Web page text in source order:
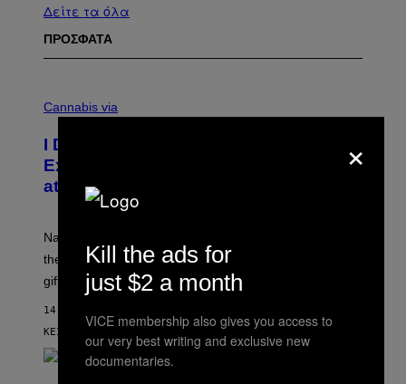
Δείτε τα όλα
ΠΡΟΣΦΑΤΑ
O
E
S
Y
B
D
M
D
Cannabis via
I Didn’t Even Know National CBD Day
Existed Until I Saw This Massive Sale
at cbdMD
National CBD Day was August 8, but cbdMD is keeping
the celebration going with 55% off sitewide and a free
gift on $100+ orders.
14 ΛΕΠΤΆ ΠΡΙΝ
ΚΕΊΜΕΝΟ
| REVIEWED BY YSOLT USIGAN
×
Kill the ads for
just $2 a month
VICE membership also gives you access to
our very best writing and exclusive new
documentaries.